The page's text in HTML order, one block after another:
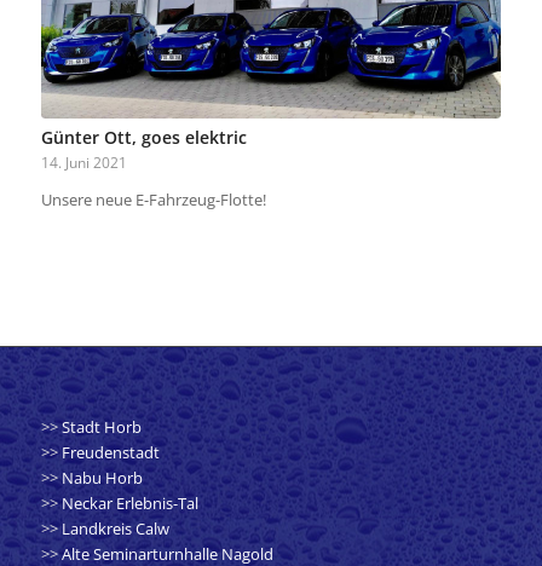
Günter Ott, goes elektric
14. Juni 2021
Unsere neue E-Fahrzeug-Flotte!
>>Stadt Horb
>>Freudenstadt
>> Nabu Horb
>>Neckar Erlebnis-Tal
>>Landkreis Calw
>>Alte Seminarturnhalle Nagold